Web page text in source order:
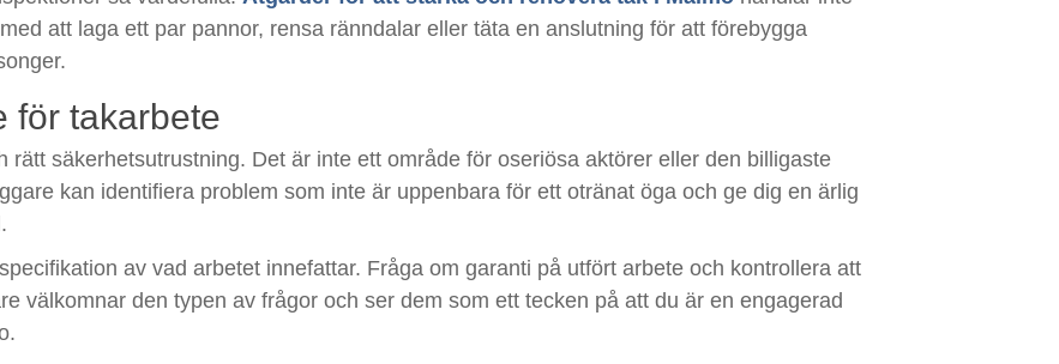
att laga ett par pannor, rensa ränndalar eller täta en anslutning för att förebygga
för takarbete
rätt säkerhetsutrustning. Det är inte ett område för oseriösa aktörer eller den billigaste
kan identifiera problem som inte är uppenbara för ett otränat öga och ge dig en ärlig
av vad arbetet innefattar. Fråga om garanti på utfört arbete och kontrollera att
välkomnar den typen av frågor och ser dem som ett tecken på att du är en engagerad